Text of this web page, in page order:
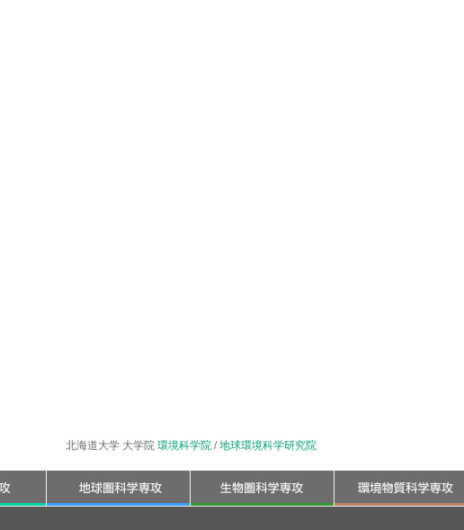
北海道大学 大学院 環境科学院/地球環境科学研究院